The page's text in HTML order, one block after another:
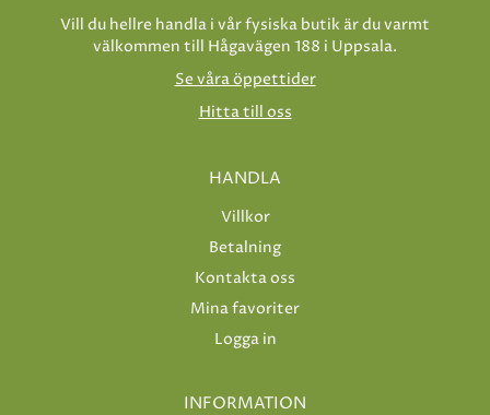
Vill du hellre handla i vår fysiska butik är du varmt
välkommen till Hågavägen 188 i Uppsala.
Se våra öppettider
Hitta till oss
HANDLA
Villkor
Betalning
Kontakta oss
Mina favoriter
Logga in
INFORMATION